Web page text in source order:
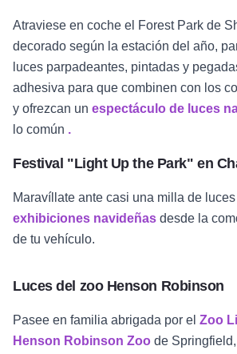
Atraviese en coche el Forest Park de
decorado según la estación del año,
luces parpadeantes, pintadas y
adhesiva para que combinen con los
y ofrezcan un espectáculo de luces
lo común .
Festival "Light Up the Park" en
Maravíllate ante casi una milla de
exhibiciones navideñas desde la
de tu vehículo.
Luces del zoo Henson Robinson
Pasee en familia abrigada por el Zoo
Henson Robinson Zoo de